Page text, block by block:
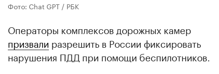
Фото: Chat GPT / РБК
Операторы комплексов дорожных камер
призвали разрешить в России фиксировать
нарушения ПДД при помощи беспилотников.